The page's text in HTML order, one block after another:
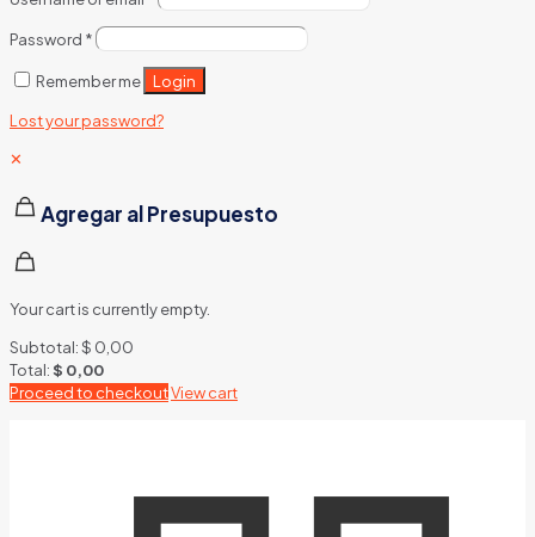
Password *
Remember me Login
Lost your password?
✕
Agregar al Presupuesto
Your cart is currently empty.
Subtotal:$ 0,00
Total:$ 0,00
Proceed to checkoutView cart